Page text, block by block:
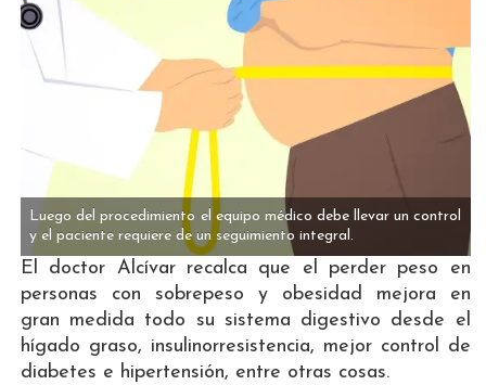
Luego del procedimiento el equipo médico debe llevar un control
y el paciente requiere de un seguimiento integral.
El doctor Alcívar recalca que el perder peso en
personas con sobrepeso y obesidad mejora en
gran medida todo su sistema digestivo desde el
hígado graso, insulinorresistencia, mejor control de
diabetes e hipertensión, entre otras cosas.